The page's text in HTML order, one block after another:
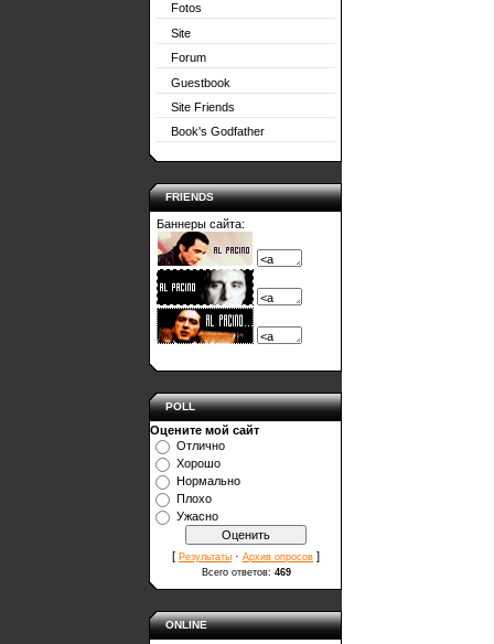
Fotos
Site
Forum
Guestbook
Site Friends
Book's Godfather
FRIENDS
Баннеры сайта:
POLL
Оцените мой сайт
Отлично
Хорошо
Нормально
Плохо
Ужасно
[ Результаты · Архив опросов ]
Всего ответов: 469
ONLINE